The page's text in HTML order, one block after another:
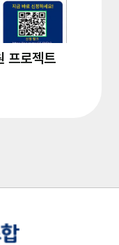
프로젝트